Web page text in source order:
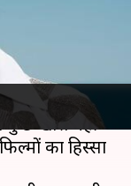
हैं, जिन्होंने
खास नहीं
का हिस्सा